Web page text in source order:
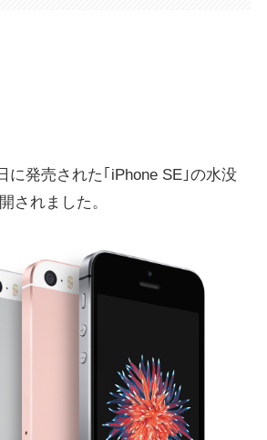
に発売された｢iPhone SE｣の水没
されました。